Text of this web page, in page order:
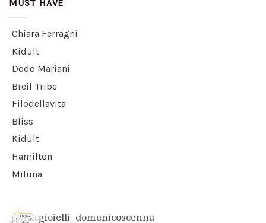
MUST HAVE
Chiara Ferragni
Kidult
Dodo Mariani
Breil Tribe
Filodellavita
Bliss
Kidult
Hamilton
Miluna
gioielli_domenicoscenna